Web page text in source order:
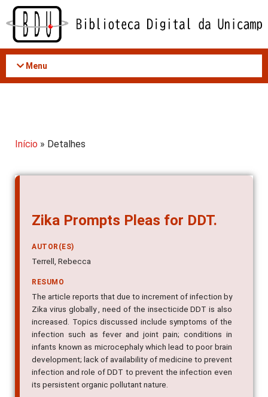
Acessar
conteúdo
Menu
Início » Detalhes
Zika Prompts Pleas for DDT.
AUTOR(ES)
Terrell, Rebecca
RESUMO
The article reports that due to increment of infection by
Zika virus globally , need of the insecticide DDT is also
increased. Topics discussed include symptoms of the
infection such as fever and joint pain; conditions in
infants known as microcephaly which lead to poor brain
development; lack of availability of medicine to prevent
infection and role of DDT to prevent the infection even
its persistent organic pollutant nature.